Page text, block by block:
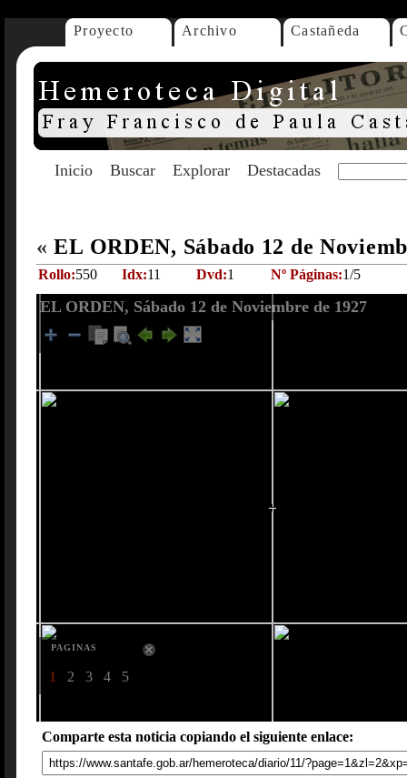
Proyecto Archivo Castañeda
Inicio Buscar Explorar Destacadas
« EL ORDEN, Sábado 12 de
Rollo:550 Idx:11 Dvd:1 Nº Páginas:1/5
EL ORDEN, Sábado 12 de Noviembre de 1927
PAGINAS
1 2 3 4 5
Comparte esta noticia copiando el siguiente enlace: